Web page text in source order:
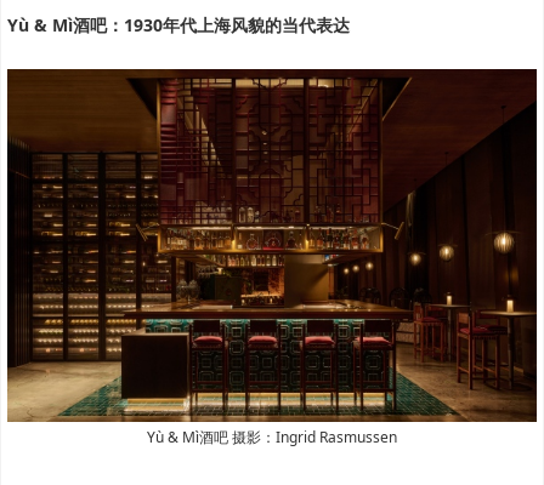
Yù & Mì酒吧：1930年代上海风貌的当代表达
Yù & Mì酒吧 摄影：Ingrid Rasmussen